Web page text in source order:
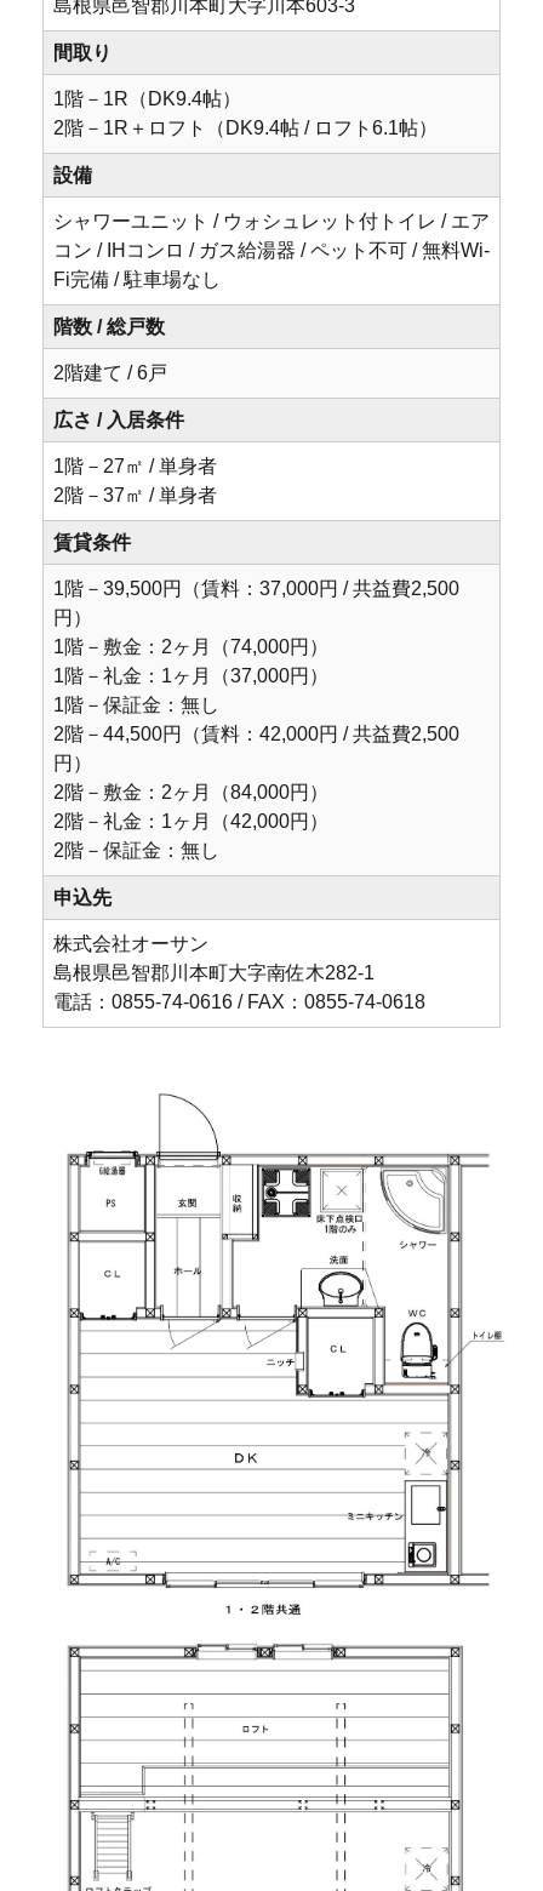
島根県邑智郡川本町大字川本603-3
間取り
1階－1R（DK9.4帖）
2階－1R＋ロフト（DK9.4帖 / ロフト6.1帖）
設備
シャワーユニット / ウォシュレット付トイレ / エア
コン / IHコンロ / ガス給湯器 / ペット不可 / 無料Wi-
Fi完備 / 駐車場なし
階数 / 総戸数
2階建て / 6戸
広さ / 入居条件
1階－27㎡ / 単身者
2階－37㎡ / 単身者
賃貸条件
1階－39,500円（賃料：37,000円 / 共益費2,500
円）
1階－敷金：2ヶ月（74,000円）
1階－礼金：1ヶ月（37,000円）
1階－保証金：無し
2階－44,500円（賃料：42,000円 / 共益費2,500
円）
2階－敷金：2ヶ月（84,000円）
2階－礼金：1ヶ月（42,000円）
2階－保証金：無し
申込先
株式会社オーサン
島根県邑智郡川本町大字南佐木282-1
電話：0855-74-0616 / FAX：0855-74-0618